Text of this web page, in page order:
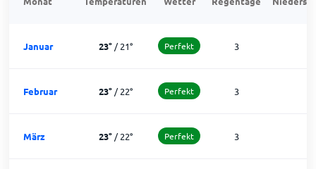
Januar 23°/21° Perfekt 3
Februar 23°/22° Perfekt 3
März 23°/22° Perfekt 3